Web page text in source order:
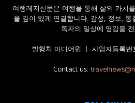
여행레저신문은 여행을 통해 삶의 가치
을 깊이 있게 연결합니다. 감성, 정보,
독자의 일상에 영감을
발행처 미디어원 ㅣ 사업자등록
Contact us: